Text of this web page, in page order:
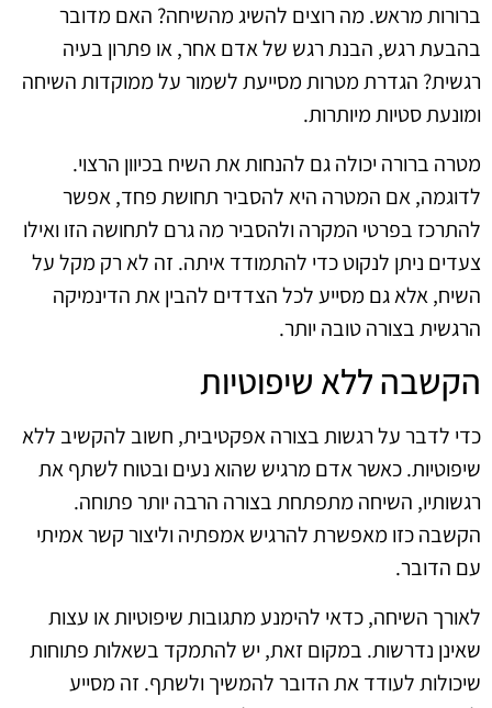
ברורות מראש. מה רוצים להשיג מהשיחה? האם מדובר
בהבעת רגש, הבנת רגש של אדם אחר, או פתרון בעיה
רגשית? הגדרת מטרות מסייעת לשמור על ממוקדות השיחה
ומונעת סטיות מיותרות.
מטרה ברורה יכולה גם להנחות את השיח בכיוון הרצוי.
לדוגמה, אם המטרה היא להסביר תחושת פחד, אפשר
להתרכז בפרטי המקרה ולהסביר מה גרם לתחושה הזו ואילו
צעדים ניתן לנקוט כדי להתמודד איתה. זה לא רק מקל על
השיח, אלא גם מסייע לכל הצדדים להבין את הדינמיקה
הרגשית בצורה טובה יותר.
הקשבה ללא שיפוטיות
כדי לדבר על רגשות בצורה אפקטיבית, חשוב להקשיב ללא
שיפוטיות. כאשר אדם מרגיש שהוא נעים ובטוח לשתף את
רגשותיו, השיחה מתפתחת בצורה הרבה יותר פתוחה.
הקשבה כזו מאפשרת להרגיש אמפתיה וליצור קשר אמיתי
עם הדובר.
לאורך השיחה, כדאי להימנע מתגובות שיפוטיות או עצות
שאינן נדרשות. במקום זאת, יש להתמקד בשאלות פתוחות
שיכולות לעודד את הדובר להמשיך ולשתף. זה מסייע